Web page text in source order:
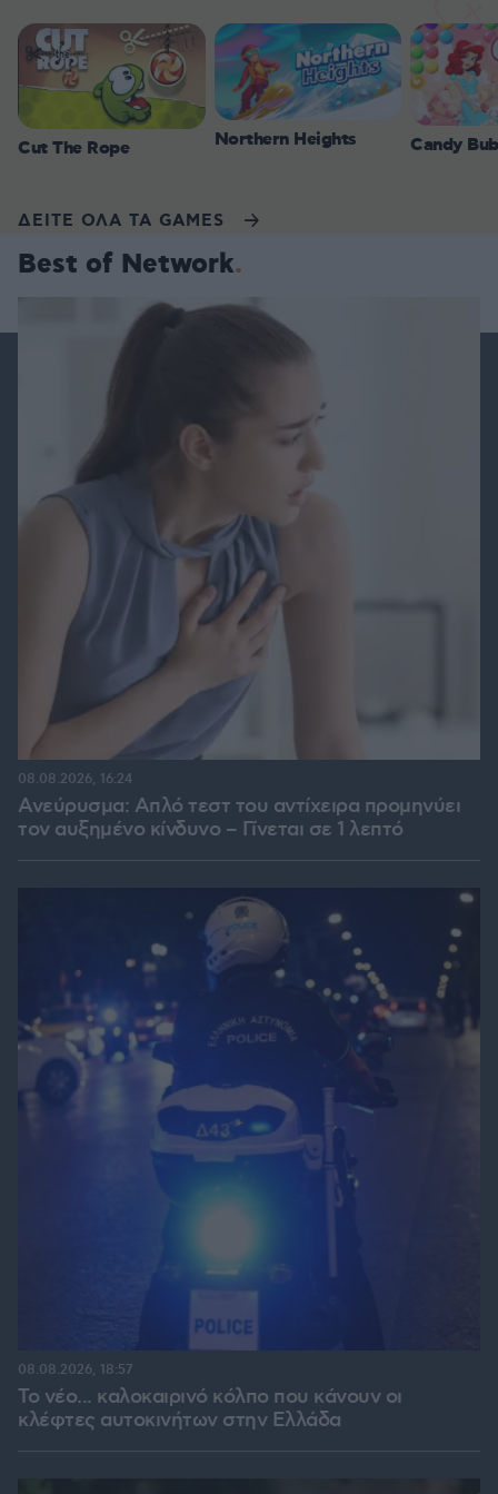
Cut The Rope Northern Heights Candy
ΔΕΙΤΕ ΟΛΑ ΤΑ GAMES
Best of Network
Ανεύρυσμα: Απλό τεστ του αντίχειρα προμηνύει
τον αυξημένο κίνδυνο – Γίνεται σε 1 λεπτό
08.08.2026, 16:24
Το νέο... καλοκαιρινό κόλπο που κάνουν οι
κλέφτες αυτοκινήτων στην Ελλάδα
08.08.2026, 18:57